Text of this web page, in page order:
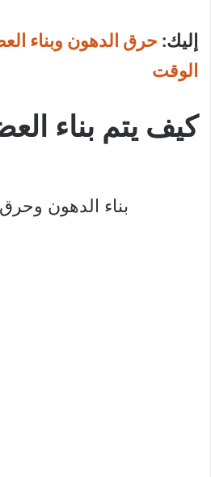
إليك: حرق الدهون وبناء
الوقت
كيف يتم بناء
بناء الدهون